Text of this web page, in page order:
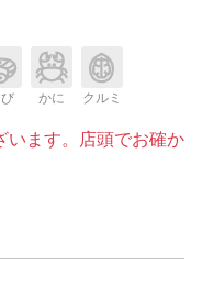
かに クルミ
います。店頭でお確か